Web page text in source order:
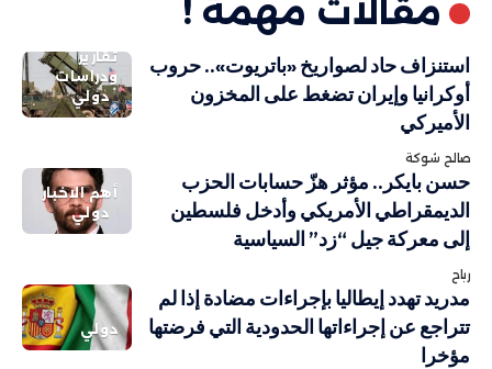
مقالات مهمة !
تقارير
ودراسات
دولي
استنزاف حاد لصواريخ «باتريوت».. حروب
أوكرانيا وإيران تضغط على المخزون
الأميركي
صالح شوكة
أهم الاخبار
دولي
حسن بايكر.. مؤثر هزّ حسابات الحزب
الديمقراطي الأمريكي وأدخل فلسطين
إلى معركة جيل “زد” السياسية
رباح
دولي
مدريد تهدد إيطاليا بإجراءات مضادة إذا لم
تتراجع عن إجراءاتها الحدودية التي فرضتها
مؤخرا